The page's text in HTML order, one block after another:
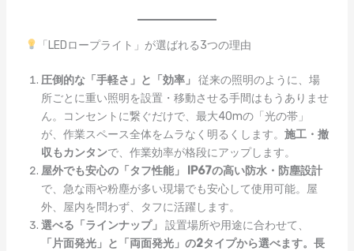
「LEDロープライト」が選ばれる3つの理由
圧倒的な「手軽さ」と「効率」 従来の照明のように、場
所ごとに重い照明を設置・移動させる手間はもうありませ
ん。コンセントに繋ぐだけで、最大40mの「光の帯」
が、作業スペース全体をムラなく明るくします。 施工・撤
収もカンタンで、作業効率が格段にアップします。
屋外でも安心の「タフ性能」
IP67の高い防水・防塵設計
で、急な雨や粉塵が多い現場でも安心して使用可能。屋
外、屋内を問わず、タフに活躍します。
選べる「ラインナップ」 設置場所や用途に合わせて、
「片面発光」と「両面発光」の2タイプから選べます。長